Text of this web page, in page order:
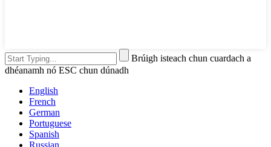
Brúigh isteach chun cuardach a
dhéanamh nó ESC chun dúnadh
English
French
German
Portuguese
Spanish
Russian